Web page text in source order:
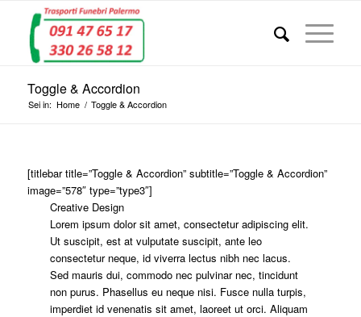
Toggle & Accordion
Sei in: Home / Toggle & Accordion
[titlebar title=”Toggle & Accordion” subtitle=”Toggle & Accordion”
image=”578″ type=”type3″]
Creative Design
Lorem ipsum dolor sit amet, consectetur adipiscing elit.
Ut suscipit, est at vulputate suscipit, ante leo
consectetur neque, id viverra lectus nibh nec lacus.
Sed mauris dui, commodo nec pulvinar nec, tincidunt
non purus. Phasellus eu neque nisi. Fusce nulla turpis,
imperdiet id venenatis sit amet, laoreet ut orci. Aliquam